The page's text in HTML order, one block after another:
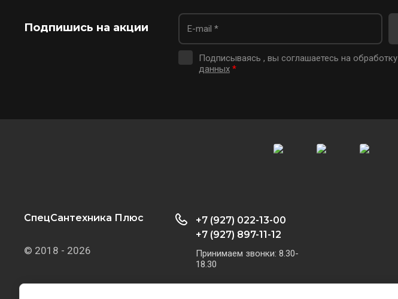
Подпишись на акции
Подписываясь , вы соглашаетесь на обработку
данных *
СпецСантехника Плюс
© 2018 - 2026
+7 (927) 022-13-00
+7 (927) 897-11-12
Принимаем звонки: 8.30-
18.30